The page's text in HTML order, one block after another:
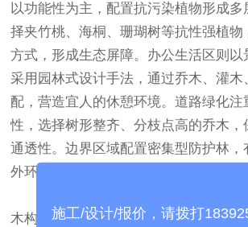
以功能性为主，配置抗污染植物形成
择夹竹桃、海桐、珊瑚树等抗性强植物
方式，形成生态屏障。办公生活区则以
采用园林式设计手法，通过乔木、灌木
配，营造宜人的休憩环境。道路绿化注
性，选择树形整齐、分枝点高的乔木，
通透性。边界区域配置密集型防护林，
外环境。
空间结构设计应采用复层配置模式
木构建绿色骨架，中层配植小乔木与灌
施工/设计/报价，请拨打